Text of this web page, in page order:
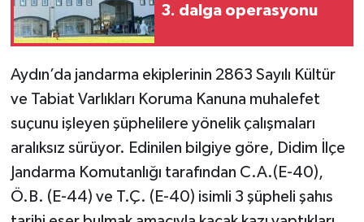
3. dalga operasyonu
Aydın’da jandarma ekiplerinin 2863 Sayılı Kültür
ve Tabiat Varlıkları Koruma Kanuna muhalefet
suçunu işleyen şüphelilere yönelik çalışmaları
aralıksız sürüyor. Edinilen bilgiye göre, Didim İlçe
Jandarma Komutanlığı tarafından C.A.(E-40),
Ö.B. (E-44) ve T.Ç. (E-40) isimli 3 şüpheli şahıs